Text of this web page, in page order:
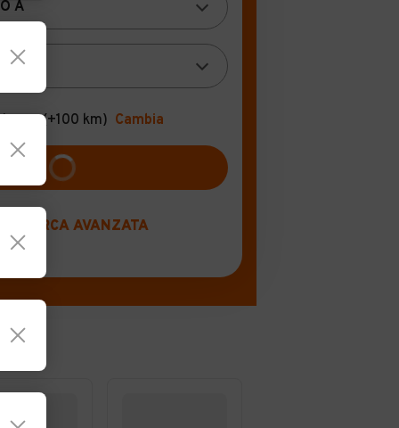
(+100 km) Cambia
RICERCA AVANZATA